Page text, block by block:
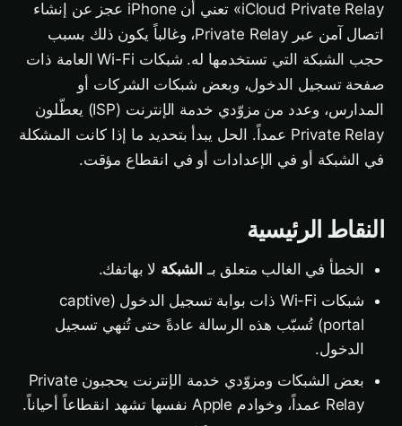
iCloud Private Relay» تعني أن iPhone عجز عن إنشاء
اتصال آمن عبر Private Relay، وغالباً يكون ذلك بسبب
حجب الشبكة التي تستخدمها له. شبكات Wi-Fi العامة ذات
صفحة تسجيل الدخول، وبعض شبكات الشركات أو
المدارس، وعدد من مزوّدي خدمة الإنترنت (ISP) يعطّلون
Private Relay عمداً. الحل يبدأ بتحديد ما إذا كانت المشكلة
في الشبكة أو في الإعدادات أو في انقطاع مؤقت.
النقاط الرئيسية
الخطأ في الغالب متعلق بـ الشبكة لا بهاتفك.
شبكات Wi-Fi ذات بوابة تسجيل الدخول (captive
portal) تُسبّب هذه الرسالة عادةً حتى تُنهي تسجيل
الدخول.
بعض الشبكات ومزوّدي خدمة الإنترنت يحجبون Private
Relay عمداً، وخوادم Apple نفسها تشهد انقطاعاً أحياناً.